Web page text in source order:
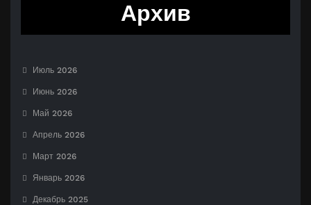
Архив
Июль 2026
Июнь 2026
Май 2026
Апрель 2026
Март 2026
Январь 2026
Декабрь 2025